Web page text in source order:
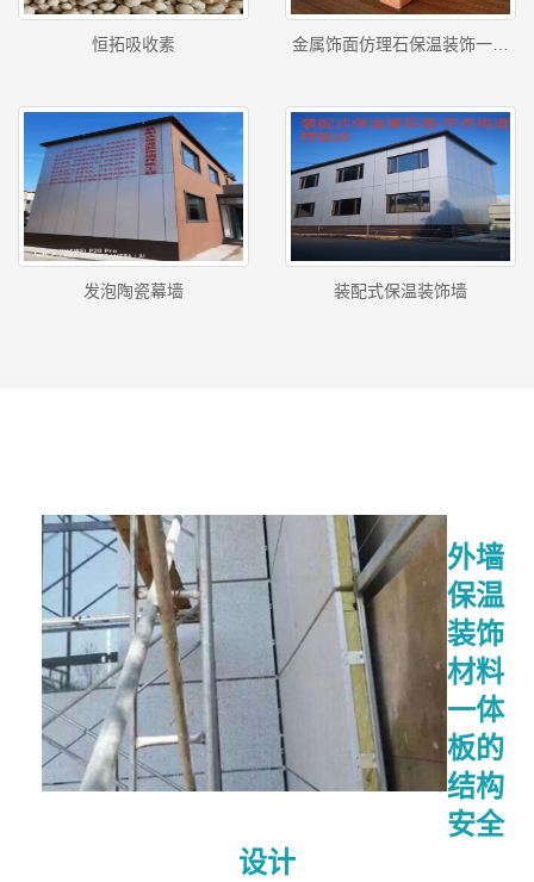
恒拓吸收素
金属饰面仿理石保温装饰一体
发泡陶瓷幕墙 装配式保温装饰墙
外墙
保温
装饰
材料
一体
板的
结构
安全
设计